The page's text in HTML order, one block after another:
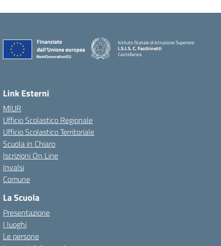
Istituto Statale di Istruzione Superiore
I.S.I.S. C. Facchinetti
Castellanza
Link Esterni
MIUR
Ufficio Scolastico Regionale
Ufficio Scolastico Territoriale
Scuola in Chiaro
Iscrizioni On Line
Invalsi
Comune
La Scuola
Presentazione
I luoghi
Le persone